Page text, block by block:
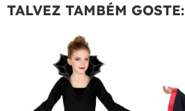
TALVEZ TAMBÉM GOSTE: